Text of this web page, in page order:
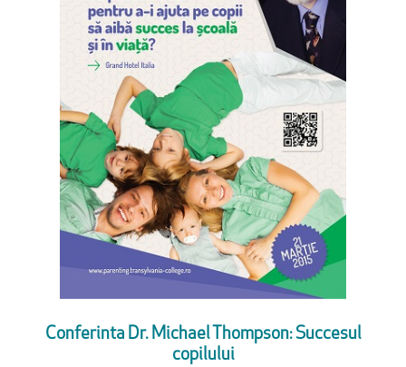
Conferinta Dr. Michael Thompson: Succesul
copilului